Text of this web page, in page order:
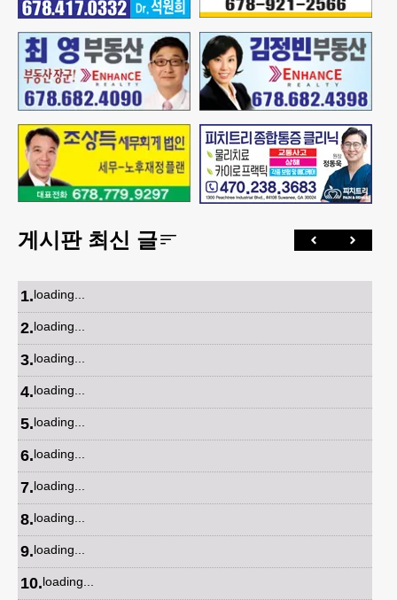
게시판 최신 글
1.loading...
2.loading...
3.loading...
4.loading...
5.loading...
6.loading...
7.loading...
8.loading...
9.loading...
10.loading...